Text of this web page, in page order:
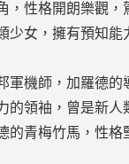
，性格開朗樂觀，
少女，擁有預知
軍機師，加羅德的
的領袖，曾是新人
的青梅竹馬，性格